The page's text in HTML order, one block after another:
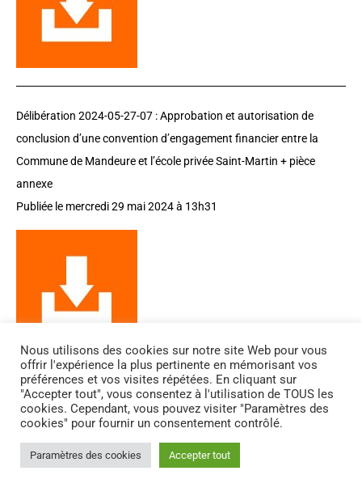
Délibération 2024-05-27-07 : Approbation et autorisation de
conclusion d’une convention d’engagement financier entre la
Commune de Mandeure et l’école privée Saint-Martin + pièce
annexe
Publiée le mercredi 29 mai 2024 à 13h31
Délibération 2024-05-27-08 : Autorisation de conclusion et
signature de l’avenant n° 1 à la convention pour la réalisation de
missions opérationnelles proposées par l’Ad@t – Délégué à la
protection des données + pièce annexe
Nous utilisons des cookies sur notre site Web pour vous
offrir l'expérience la plus pertinente en mémorisant vos
préférences et vos visites répétées. En cliquant sur
"Accepter tout", vous consentez à l'utilisation de TOUS les
cookies. Cependant, vous pouvez visiter "Paramètres des
cookies" pour fournir un consentement contrôlé.
Paramètres des cookies Accepter tout